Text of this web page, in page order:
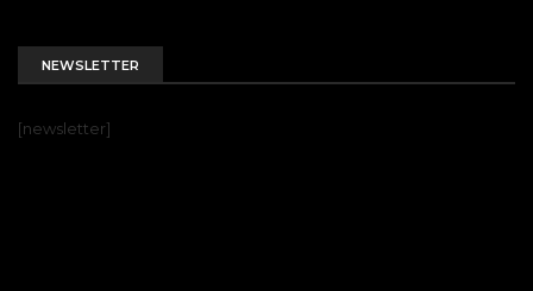
NEWSLETTER
[newsletter]